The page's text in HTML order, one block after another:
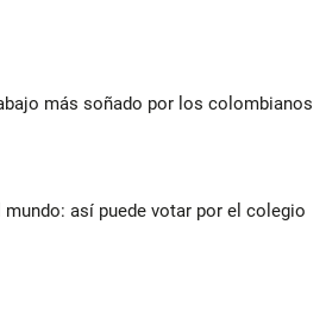
más soñado por los colombianos
así puede votar por el colegio